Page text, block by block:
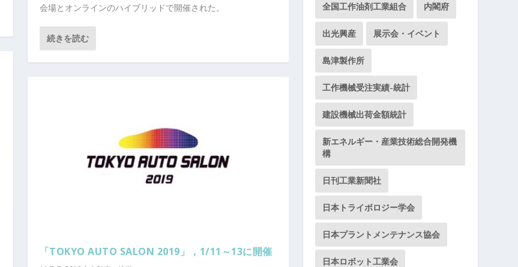
会場とオンラインのハイブリッドで開催された。
続きを読む
「TOKYO AUTO SALON 2019」，1/11～13に開催
全国工作油剤工業組合 内閣府
出光興産 展示会・イベント
島津製作所
工作機械受注実績-統計
建設機械出荷金額統計
新エネルギー・産業技術総合開発機
構
日刊工業新聞社
日本トライボロジー学会
日本プラントメンテナンス協会
日本ロボット工業会